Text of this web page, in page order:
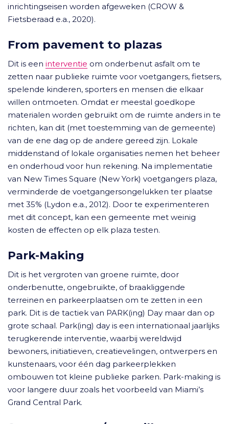
inrichtingseisen worden afgeweken (CROW &
Fietsberaad e.a., 2020).
From pavement to plazas
Dit is een interventie om onderbenut asfalt om te
zetten naar publieke ruimte voor voetgangers, fietsers,
spelende kinderen, sporters en mensen die elkaar
willen ontmoeten. Omdat er meestal goedkope
materialen worden gebruikt om de ruimte anders in te
richten, kan dit (met toestemming van de gemeente)
van de ene dag op de andere gereed zijn. Lokale
middenstand of lokale organisaties nemen het beheer
en onderhoud voor hun rekening. Na implementatie
van New Times Square (New York) voetgangers plaza,
verminderde de voetgangersongelukken ter plaatse
met 35% (Lydon e.a., 2012). Door te experimenteren
met dit concept, kan een gemeente met weinig
kosten de effecten op elk plaza testen.
Park-Making
Dit is het vergroten van groene ruimte, door
onderbenutte, ongebruikte, of braakliggende
terreinen en parkeerplaatsen om te zetten in een
park. Dit is de tactiek van PARK(ing) Day maar dan op
grote schaal. Park(ing) day is een internationaal jaarlijks
terugkerende interventie, waarbij wereldwijd
bewoners, initiatieven, creatievelingen, ontwerpers en
kunstenaars, voor één dag parkeerplekken
ombouwen tot kleine publieke parken. Park-making is
voor langere duur zoals het voorbeeld van Miami’s
Grand Central Park.